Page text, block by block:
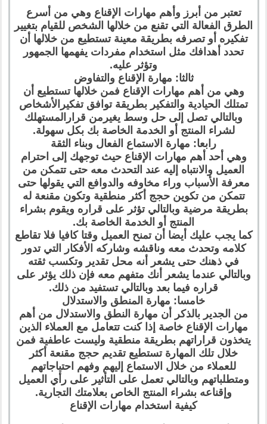
تعتبر من أبرز وأهم مهارات الإقناع وهي من أسرع
الطرق الفعالة التي تقنع من خلالها الشخص للقيام بتغيير
تفكيره أو تصرفه بطريقة معينة تستطيع من خلالها أن
تحدد أهدافك مثل استخدام مفردات يفهمها الجمهور
وتؤثر عليه.
ثالثا: مهارة الإقناع والتفاوض
وهي من أهم مهارات الإقناع فمن خلالها تستطيع أن
تمتلك الحيادية والتفكير بطريقة توافق تفكيرالأشخاص
وبالتالي تصل إلى حل وسط يغيرمن قرارالمستهلك
لشراء المنتج أو الخدمة الخاصة بك بكل سهولة.
رابعا: مهارة الاستماع الفعال وبناء الثقة
وهي أحد أهم مهارات الإقناع حيث توجهك إلى احترام
العميل والانتباه إليه عند التحدث معه حتى تتمكن من
معرفة الأسباب وراء مخاوفه والدوافع التي يقولها حتى
تتمكن من تكوين حجج أكثر منطقية وتكون مقنعة له
بطريقة مرضية وبالتالي تؤثر على قراره ويقوم بشراء
المنتج أو الخدمة الخاصة بك.
كما يجب عليك أيضا أن تمنح العميل وقتا كافيا فلا تقاطع
كلامه وتحدث معه وناقشه وشاركه الأفكار التي تدور
في ذهنك حتى يشعر أنه محل تقدير وتكسب ثقته
وبالتالي عندما يشعر أنك متفهم معه فإن ذلك يؤثر على
قراره فيما بعد وبالتالي تستفيد من ذلك.
خامسا: مهارة المنطق والاستدلال
من الجدير بالذكر أن مهارة النطق والاستدلال من أهم
مهارات الإقناع خاصة إذا كنت تتعامل مع العملاء الذين
يتخذون قراراتهم بطريقة منطقية وليست عاطفية فمن
خلال تلك المهارة تستطيع تقديم حجج مقنعة أكثر
للعملاء من خلال الاستماع إليهم وفهم احتياجاتهم
ومتطلباتهم وبالتالي تعمل على التأثير على رأي العميل
وإقناعه بشراء المنتج الخاص بعلامتك التجارية.
كيفية استخدام مهارات الإقناع